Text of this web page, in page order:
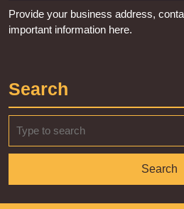
Provide your business address,
important information here.
Search
for: